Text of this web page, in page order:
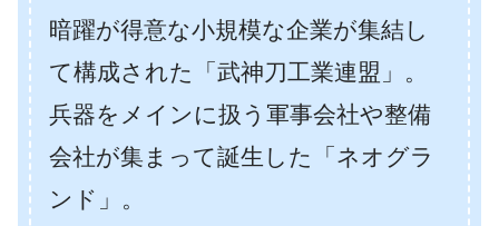
暗躍が得意な小規模な企業が集結し
て構成された「武神刀工業連盟」。
兵器をメインに扱う軍事会社や整備
会社が集まって誕生した「ネオグラ
ンド」。